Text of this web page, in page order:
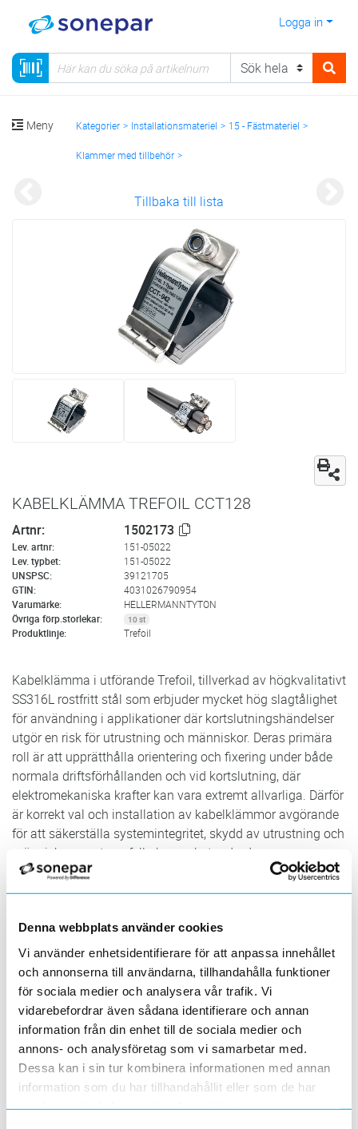
Denna webbplats använder cookies
Vi använder enhetsidentifierare för att anpassa innehållet
och annonserna till användarna, tillhandahålla funktioner
för sociala medier och analysera vår trafik. Vi
vidarebefordrar även sådana identifierare och annan
information från din enhet till de sociala medier och
annons- och analysföretag som vi samarbetar med.
Dessa kan i sin tur kombinera informationen med annan
information som du har tillhandahållit eller som de har
samlat in när du har använt deras tjänster.
Logga in
Meny Kategorier Installationsmateriel 15 - Fästmateriel
Klammer med tillbehör
Tillbaka till lista
KABELKLÄMMA TREFOIL CCT128
Artnr 1502173
Lev. artnr
151-05022
Lev. typbet
151-05022
UNSPSC
39121705
GTIN
4031026790954
Varumärke
HELLERMANNTYTON
Övriga förp.storlekar
10 st
Produktlinje Trefoil
Kabelklämma i utförande Trefoil, tillverkad av högkvalitativt
SS316L rostfritt stål som erbjuder mycket hög slagtålighet
för användning i applikationer där kortslutningshändelser
utgör en risk för utrustning och människor. Deras primära
roll är att upprätthålla orientering och fixering under både
normala driftsförhållanden och vid kortslutning, där
elektromekaniska krafter kan vara extremt allvarliga. Därför
är korrekt val och installation av kabelklämmor avgörande
för att säkerställa systemintegritet, skydd av utrustning och
människor samt uppfylla branschstandarder som
IEC61914, för att säkra din verksamhet.
Produktegenskaper
Material
Rostfritt stål
Omgivningstemperatur under drift
-40...60 °C
Godkänd enligt IEC 61914
Ja
Antal fastsättningshål
1
Max. kortslutningsström
180 kA
Generisk GWP-tot (A1-A3)
10.8621 kg CO2e/ST